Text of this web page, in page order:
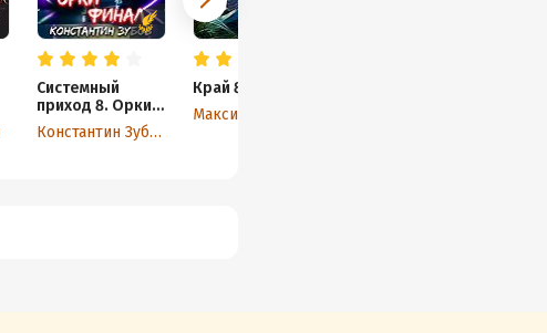
Системный
приход 8. Орки.
Финал
Константин Зубов
Край 8
Максим Зарецкий